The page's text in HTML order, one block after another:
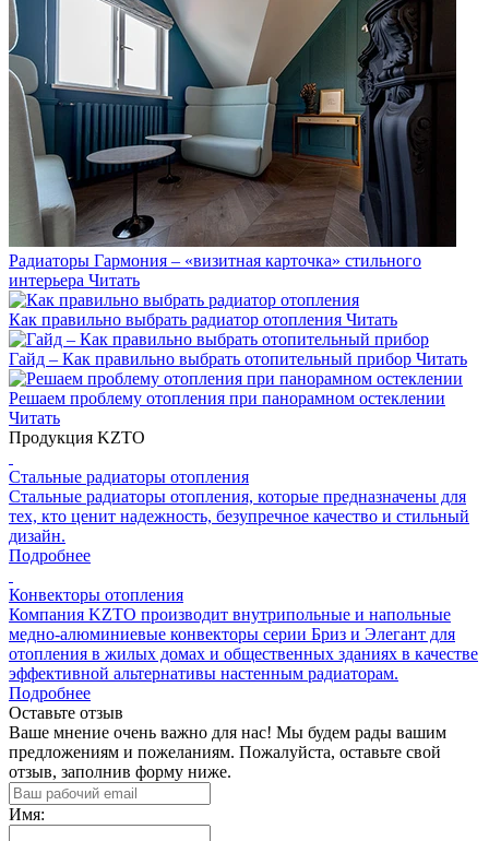
Радиаторы Гармония – «визитная карточка» стильного
интерьера Читать
Как правильно выбрать радиатор отопления Читать
Гайд – Как правильно выбрать отопительный прибор Читать
Решаем проблему отопления при панорамном остеклении
Читать
Продукция KZTO
Стальные радиаторы отопления
Стальные радиаторы отопления, которые предназначены для
тех, кто ценит надежность, безупречное качество и стильный
дизайн.
Подробнее
Конвекторы отопления
Компания KZTO производит внутрипольные и напольные
медно-алюминиевые конвекторы серии Бриз и Элегант для
отопления в жилых домах и общественных зданиях в качестве
эффективной альтернативы настенным радиаторам.
Подробнее
Оставьте отзыв
Ваше мнение очень важно для нас! Мы будем рады вашим
предложениям и пожеланиям. Пожалуйста, оставьте свой
отзыв, заполнив форму ниже.
Имя: